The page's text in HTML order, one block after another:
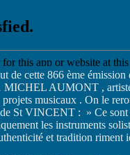
de cette 866 ème
AUMONT ,
musicaux . On le
St VINCENT : » Ce sont
les instruments
et tradition